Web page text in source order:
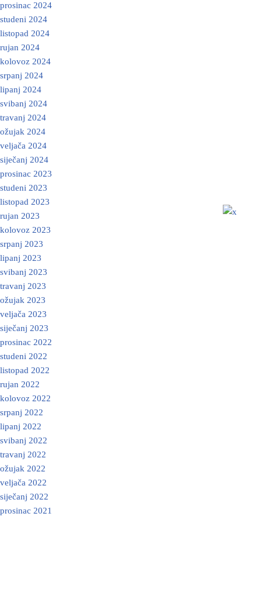
prosinac 2024
studeni 2024
listopad 2024
rujan 2024
kolovoz 2024
srpanj 2024
lipanj 2024
svibanj 2024
travanj 2024
ožujak 2024
veljača 2024
siječanj 2024
prosinac 2023
studeni 2023
listopad 2023
rujan 2023
kolovoz 2023
srpanj 2023
lipanj 2023
svibanj 2023
travanj 2023
ožujak 2023
veljača 2023
siječanj 2023
prosinac 2022
studeni 2022
listopad 2022
rujan 2022
kolovoz 2022
srpanj 2022
lipanj 2022
svibanj 2022
travanj 2022
ožujak 2022
veljača 2022
siječanj 2022
prosinac 2021